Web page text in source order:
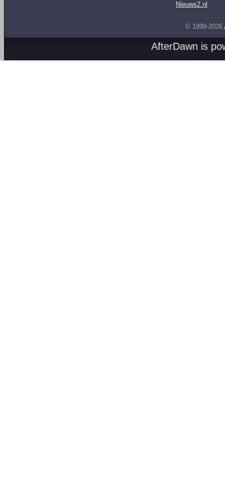
Nieuws2.nl
© 1999-2026
AfterDawn is